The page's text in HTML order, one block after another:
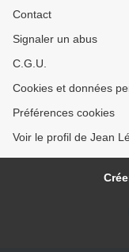
Contact
Signaler un abus
C.G.U.
Cookies et données
Préférences cookies
Voir le profil de Jean